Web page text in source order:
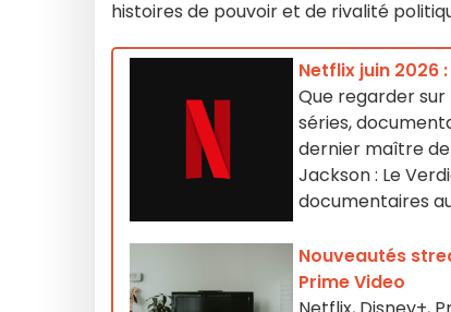
histoires de pouvoir et de rivalité
Netflix juin 2026
Que regarder
séries,
dernier maître de
Jackson : Le
documentaires
Nouveautés
Prime Video